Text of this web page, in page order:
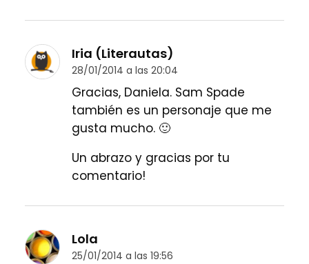
Iria (Literautas)
28/01/2014 a las 20:04
Gracias, Daniela. Sam Spade
también es un personaje que me
gusta mucho. 🙂
Un abrazo y gracias por tu
comentario!
Lola
25/01/2014 a las 19:56